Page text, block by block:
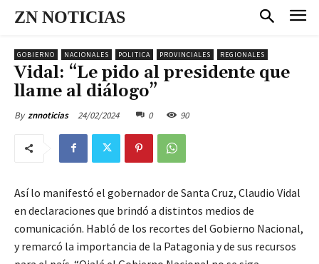
ZN NOTICIAS
GOBIERNO NACIONALES POLITICA PROVINCIALES REGIONALES
Vidal: “Le pido al presidente que
llame al diálogo”
By znnoticias 24/02/2024 0 90
Así lo manifestó el gobernador de Santa Cruz, Claudio Vidal
en declaraciones que brindó a distintos medios de
comunicación. Habló de los recortes del Gobierno Nacional,
y remarcó la importancia de la Patagonia y de sus recursos